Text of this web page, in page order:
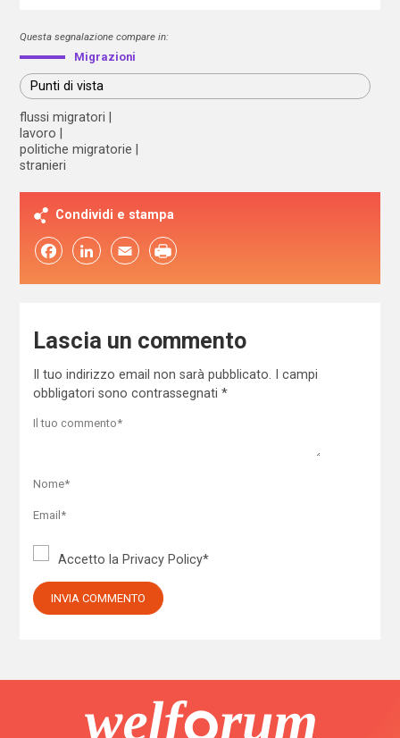
Questa segnalazione compare in:
Migrazioni
Punti di vista
flussi migratori
lavoro
politiche migratorie
stranieri
Condividi e stampa
FacebookLinkedIn Email
Lascia un commento
Il tuo indirizzo email non sarà pubblicato.
I campi
obbligatori sono contrassegnati *
Accetto la Privacy Policy*